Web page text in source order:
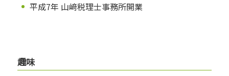
平成7年 山﨑税理士事務所開業
趣味